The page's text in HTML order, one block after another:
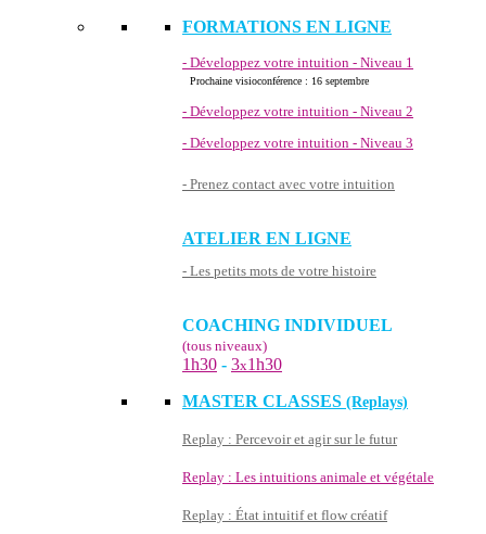
FORMATIONS EN LIGNE
- Développez votre intuition - Niveau 1
Prochaine visioconférence : 16 septembre
- Développez votre intuition - Niveau 2
- Développez votre intuition - Niveau 3
- Prenez contact avec votre intuition
ATELIER EN LIGNE
- Les petits mots de votre histoire
COACHING INDIVIDUEL
(tous niveaux)
1h30 - 3x1h30
MASTER CLASSES (Replays)
Replay : Percevoir et agir sur le futur
Replay : Les intuitions animale et végétale
Replay : État intuitif et flow créatif